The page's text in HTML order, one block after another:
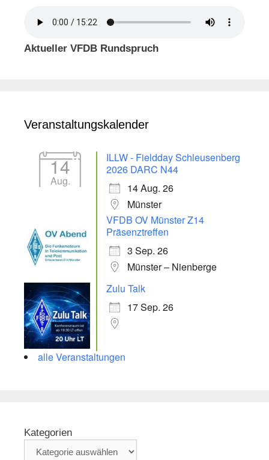
Aktueller VFDB Rundspruch
Veranstaltungskalender
14
Aug.
ILLW - Fieldday Schleusenberg
2026 DARC N44
14 Aug. 26
Münster
VFDB OV Münster Z14
Präsenztreffen
3 Sep. 26
Münster – Nienberge
Zulu Talk
17 Sep. 26
alle Veranstaltungen
Kategorien